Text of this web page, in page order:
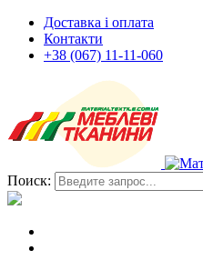
Доставка і оплата
Контакти
+38 (067) 11-11-060
Поиск: